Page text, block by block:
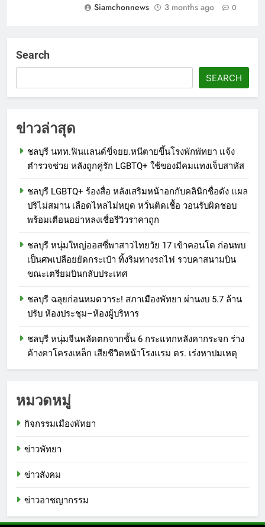
Siamchonnews
3 months ago 0
Search
SEARCH
ข่าวล่าสุด
ชลบุรี นทท.ฟินแลนด์ขี่จยย.หนีตายขึ้นโรงพักพัทยา แจ้ง
ตำรวจช่วย หลังถูกคู่รัก LGBTQ+ ใช้ของมีคมแทงเจ็บสาหัส
ชลบุรี LGBTQ+ ร้องสื่อ หลังเสริมหน้าอกกับคลินิกชื่อดัง แผล
ปริไม่สมาน เลือดไหลไม่หยุด หวั่นติดเชื้อ วอนรับผิดชอบ
พร้อมเตือนอย่าหลงเชื่อรีวิวราคาถูก
ชลบุรี หนุ่มใหญ่ออสซี่พาสาวไทยวัย 17 เข้าคอนโด ก่อนพบ
เป็นศพเปลือยยัดกระเป๋า ทิ้งริมทางรถไฟ รวบคาสนามบิน
ขณะเตรียมบินกลับประเทศ
ชลบุรี ฉลุยก่อนหมดวาระ! สภาเมืองพัทยา ผ่านงบ 5.7 ล้าน
ปรับ ห้องประชุม–ห้องผู้บริหาร
ชลบุรี หนุ่มจีนพลัดตกจากชั้น 6 กระแทกหลังคากระจก ร่าง
ค้างคาโครงเหล็ก เสียชีวิตหน้าโรงแรม ตร. เร่งหาปมเหตุ
หมวดหมู่
กิจกรรมเมืองพัทยา
ข่าวพัทยา
ข่าวสังคม
ข่าวอาชญากรรม